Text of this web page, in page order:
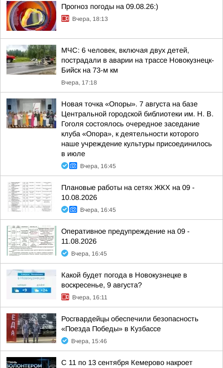
Прогноз погоды на 09.08.26:)
Вчера, 18:13
МЧС: 6 человек, включая двух детей,
пострадали в аварии на трассе Новокузнецк-
Бийск на 73-м км
Вчера, 17:18
Новая точка «Опоры». 7 августа на базе
Центральной городской библиотеки им. Н. В.
Гоголя состоялось очередное заседание
клуба «Опора», к деятельности которого
наше учреждение культуры присоединилось
в июле
Вчера, 16:45
Плановые работы на сетях ЖКХ на 09 -
10.08.2026
Вчера, 16:45
Оперативное предупреждение на 09 -
11.08.2026
Вчера, 16:45
Какой будет погода в Новокузнецке в
воскресенье, 9 августа?
Вчера, 16:11
Росгвардейцы обеспечили безопасность
«Поезда Победы» в Кузбассе
Вчера, 15:46
С 11 по 13 сентября Кемерово накроет